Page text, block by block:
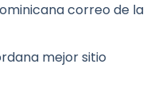
correo de la
mejor sitio